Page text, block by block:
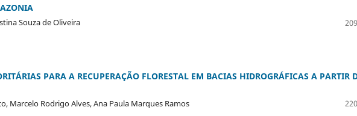
Souza de Oliveira
PARA A RECUPERAÇÃO FLORESTAL EM BACIAS HIDROGRÁFICAS A PARTIR
Marcelo Rodrigo Alves, Ana Paula Marques Ramos